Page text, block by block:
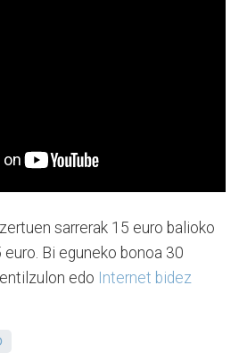
sarrerak 15 euro balioko
Bi eguneko bonoa 30
edo Internet bidez